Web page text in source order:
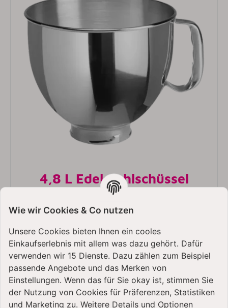
4,8 L Edelstahlschüssel
Eine 4,8-Liter Edelstahl-Rührschüssel mit
hochglanzpolierter Oberfläche.
Wie wir Cookies & Co nutzen
Unsere Cookies bieten Ihnen ein cooles
Einkaufserlebnis mit allem was dazu gehört. Dafür
verwenden wir 15 Dienste. Dazu zählen zum Beispiel
passende Angebote und das Merken von
Einstellungen. Wenn das für Sie okay ist, stimmen Sie
der Nutzung von Cookies für Präferenzen, Statistiken
und Marketing zu. Weitere Details und Optionen